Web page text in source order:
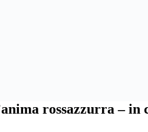
rossazzurra – in